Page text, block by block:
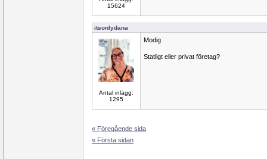
15624
itsonlydana
Antal inlägg:
1295
Modig
Statligt eller privat företag?
« Föregående sida
« Första sidan